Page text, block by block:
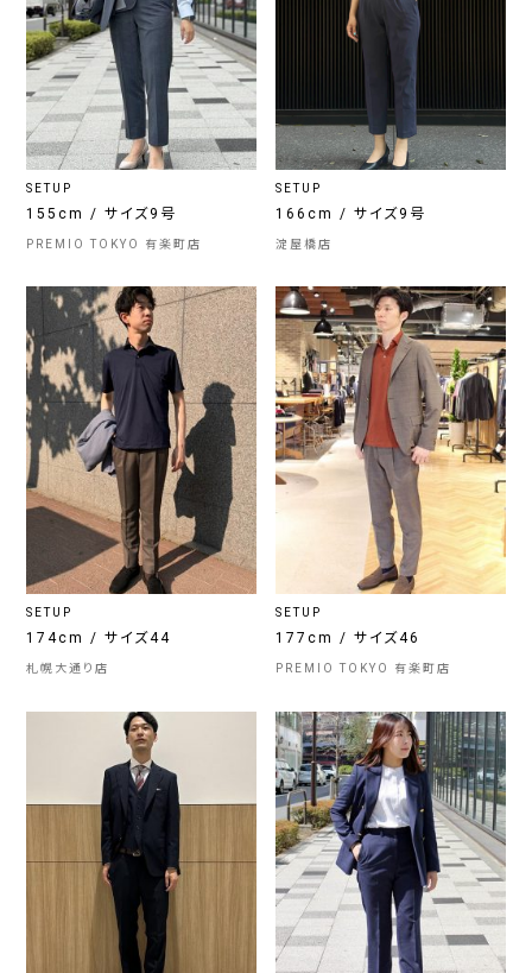
SETUP
155cm / サイズ9号
PREMIO TOKYO 有楽町店
SETUP
166cm / サイズ9号
淀屋橋店
SETUP
174cm / サイズ44
札幌大通り店
SETUP
177cm / サイズ46
PREMIO TOKYO 有楽町店